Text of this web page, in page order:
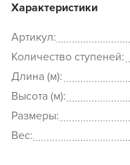
Характеристики
Артикул:
Количество ступеней:
Длина (м):
Высота (м):
Размеры:
Вес: